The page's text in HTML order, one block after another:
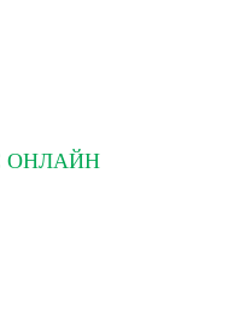
ОНЛАЙН